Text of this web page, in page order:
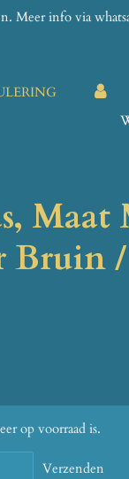
Meer info via
Maat
Bruin /
op voorraad is.
Verzenden